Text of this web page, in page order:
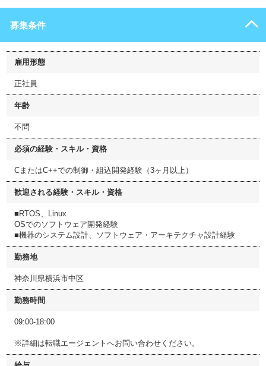
募集条件
雇用形態
正社員
年齢
不問
必須の経験・スキル・資格
CまたはC++での制御・組込開発経験（3ヶ月以上）
歓迎される経験・スキル・資格
■RTOS、Linux
OSでのソフトウェア開発経験
■機器のシステム設計、ソフトウェア・アーキテクチャ設計経験
勤務地
神奈川県横浜市中区
勤務時間
09:00-18:00
※詳細は転職エージェントへお問い合わせください。